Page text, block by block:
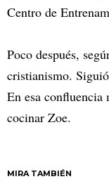
Centro de
Poco después,
cristianismo.
En esa confluencia
cocinar Zoe.
MIRA TAMBIÉN